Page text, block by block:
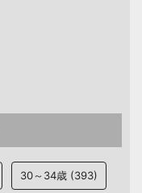
30～34歳 (393)